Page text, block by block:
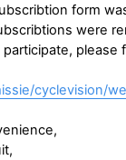
form
were
please
cyclevision/